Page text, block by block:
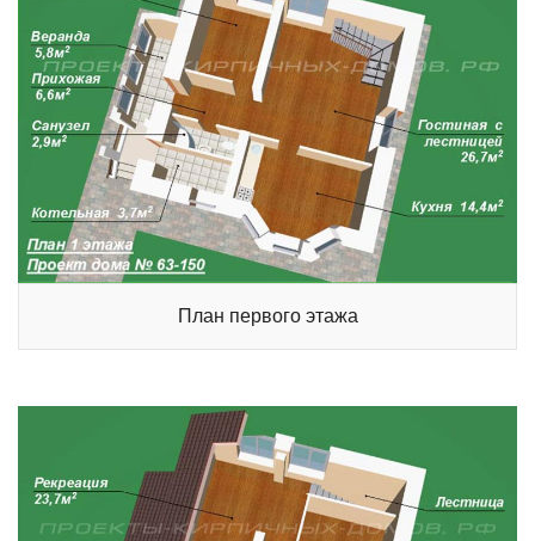
План первого этажа